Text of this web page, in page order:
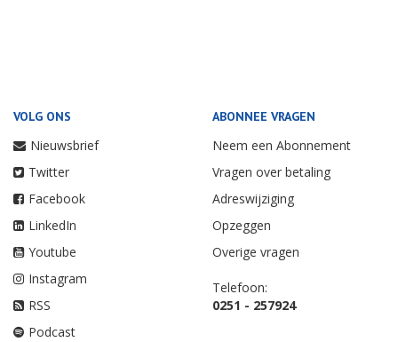
VOLG ONS
Nieuwsbrief
Twitter
Facebook
LinkedIn
Youtube
Instagram
RSS
Podcast
ABONNEE VRAGEN
Neem een Abonnement
Vragen over betaling
Adreswijziging
Opzeggen
Overige vragen
Telefoon:
0251 - 257924